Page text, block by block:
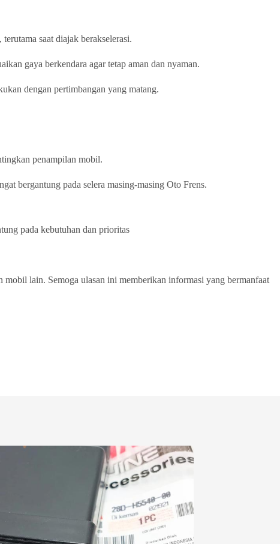
saat diajak berakselerasi.
gaya berkendara agar tetap aman dan nyaman.
dengan pertimbangan yang matang.
penampilan mobil.
bergantung pada selera masing-masing Oto Frens.
pada kebutuhan dan prioritas
lain. Semoga ulasan ini memberikan informasi yang bermanfaat